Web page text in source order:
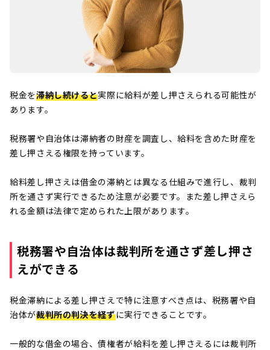
税金を滞納し続けると実際に給料が差し押さえられる可能性が
あります。
税務署や自治体は滞納者の財産を調査し、給料を含めた財産を
差し押さえる権限を持っています。
給料差し押さえは借金の滞納とは異なる仕組みで進行し、裁判
所を通さず実行できるため注意が必要です。また差し押さえら
れる金額は法律で定められた上限があります。
税務署や自治体は裁判所を通さず差し押さ
えができる
税金滞納による差し押さえで特に注意すべき点は、税務署や自
治体が裁判所の判決を経ずに実行できることです。
一般的な借金の場合、債権者が給料を差し押さえるには裁判所